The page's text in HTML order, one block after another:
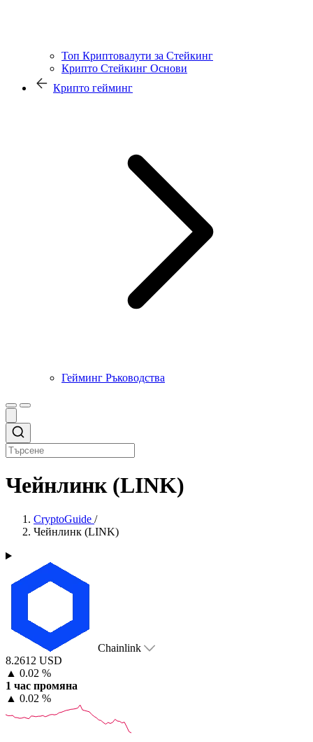
Топ Криптовалути за Стейкинг
Крипто Стейкинг Основи
Крипто гейминг
Гейминг Ръководства
Чейнлинк (LINK)
CryptoGuide /
Чейнлинк (LINK)
Chainlink
8.2612 USD
▲ 0.02 %
1 час промяна
▲ 0.02 %